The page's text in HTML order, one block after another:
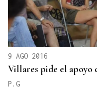
9 AGO 2016
Villares pide el apoyo
P.G